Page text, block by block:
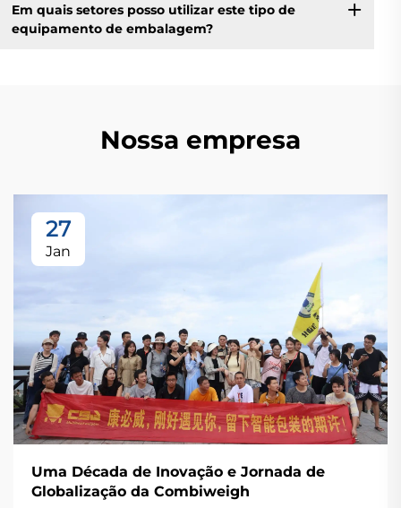
Em quais setores posso utilizar este tipo de
equipamento de embalagem?
Nossa empresa
27
Jan
Uma Década de Inovação e Jornada de
Globalização da Combiweigh